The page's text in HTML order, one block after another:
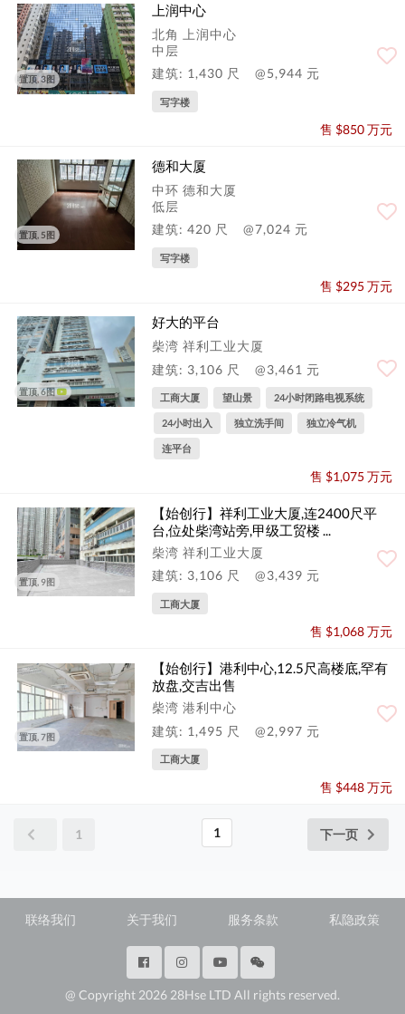
置顶, 3图
上润中心
北角 上润中心
中层
建筑: 1,430 尺
@5,944 元
写字楼
售 $850 万元
置顶, 5图
德和大厦
中环 德和大厦
低层
建筑: 420 尺
@7,024 元
写字楼
售 $295 万元
置顶, 6图
好大的平台
柴湾 祥利工业大厦
建筑: 3,106 尺
@3,461 元
工商大厦 望山景 24小时闭路电视系统
24小时出入 独立洗手间 独立冷气机
连平台
售 $1,075 万元
置顶, 9图
【始创行】祥利工业大厦,连2400尺平
台,位处柴湾站旁,甲级工贸楼 ...
柴湾 祥利工业大厦
建筑: 3,106 尺
@3,439 元
工商大厦
售 $1,068 万元
置顶, 7图
【始创行】港利中心,12.5尺高楼底,罕有
放盘,交吉出售
柴湾 港利中心
建筑: 1,495 尺
@2,997 元
工商大厦
售 $448 万元
1 1 下一页
联络我们 关于我们 服务条款 私隐政策
@ Copyright 2026 28Hse LTD All rights reserved.